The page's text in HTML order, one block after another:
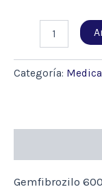
20
COMP.
Categoría:
Gemfibrozilo